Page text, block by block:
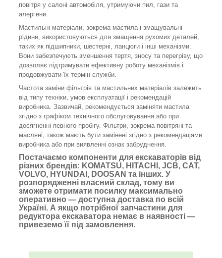
повітря у салоні автомобіля, утримуючи пил, гази та
алергени.
Мастильні матеріали, зокрема мастила і змащувальні
рідини, використовуються для змащення рухомих деталей,
таких як підшипники, шестерні, ланцюги і інші механізми.
Вони забезпечують зменшення тертя, зносу та перегріву, що
дозволяє підтримувати ефективну роботу механізмів і
продовжувати їх термін служби.
Частота заміни фільтрів та мастильних матеріалів залежить
від типу техніки, умов експлуатації і рекомендацій
виробника. Зазвичай, рекомендується заміняти мастила
згідно з графіком технічного обслуговування або при
досягненні певного пробігу. Фільтри, зокрема повітряні та
масляні, також мають бути замінені згідно з рекомендаціями
виробника або при виявленні ознак забруднення.
Постачаємо компоненти для екскаваторів від
різних брендів: KOMATSU, HITACHI, JCB, CAT,
VOLVO, HYUNDAI, DOOSAN та інших. У
розпорядженні власний склад, тому ви
зможете отримати посилку максимально
оперативно — доступна доставка по всій
Україні. А якщо потрібної запчастини для
редуктора екскаватора немає в наявності —
привеземо її під замовлення.